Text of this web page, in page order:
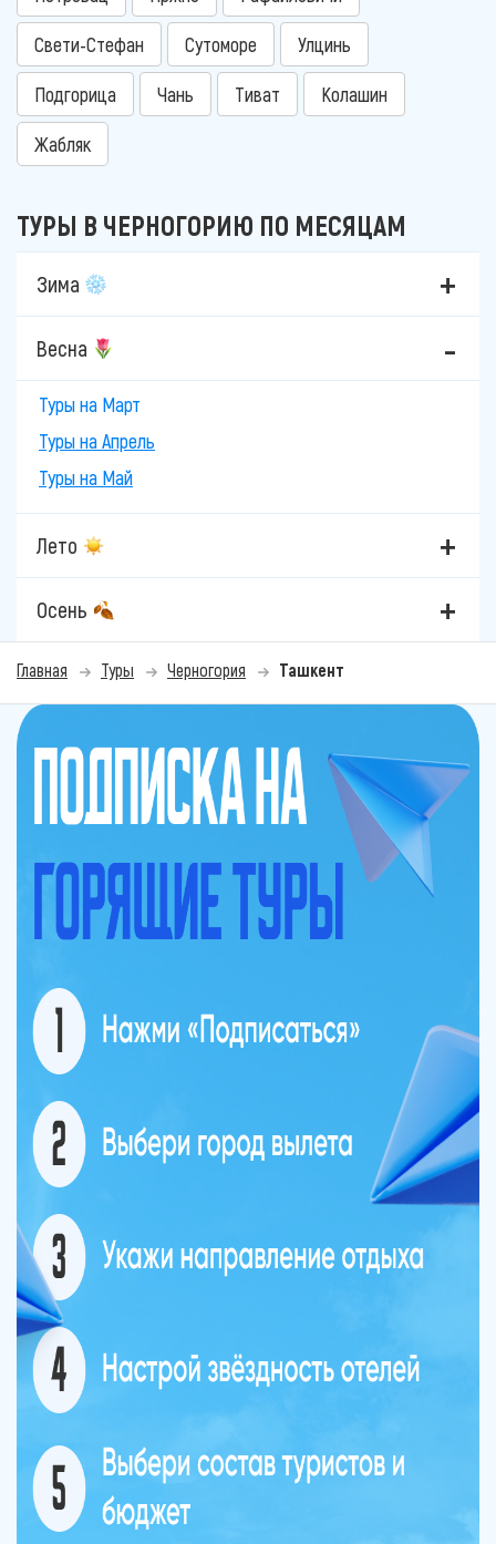
Свети-Стефан Сутоморе Улцинь
Подгорица Чань Тиват Колашин
Жабляк
ТУРЫ В ЧЕРНОГОРИЮ ПО МЕСЯЦАМ
Зима
Весна
Туры на Март
Туры на Апрель
Туры на Май
Лето
Осень
Главная Туры Черногория Ташкент